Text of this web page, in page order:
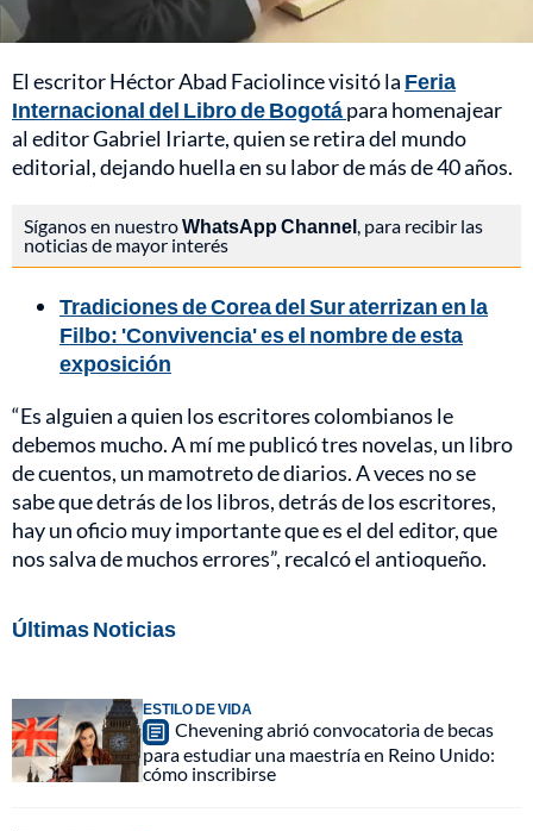
El escritor Héctor Abad Faciolince visitó la Feria
Internacional del Libro de Bogotápara homenajear
al editor Gabriel Iriarte, quien se retira del mundo
editorial, dejando huella en su labor de más de 40 años.
Síganos en nuestroWhatsApp Channel , para recibir las
noticias de mayor interés
Tradiciones de Corea del Sur aterrizan en la
Filbo: 'Convivencia' es el nombre de esta
exposición
“Es alguien a quien los escritores colombianos le
debemos mucho. A mí me publicó tres novelas, un libro
de cuentos, un mamotreto de diarios. A veces no se
sabe que detrás de los libros, detrás de los escritores,
hay un oficio muy importante que es el del editor, que
nos salva de muchos errores”, recalcó el antioqueño.
Últimas Noticias
ESTILO DE VIDA
Chevening abrió convocatoria de becas
para estudiar una maestría en Reino Unido:
cómo inscribirse